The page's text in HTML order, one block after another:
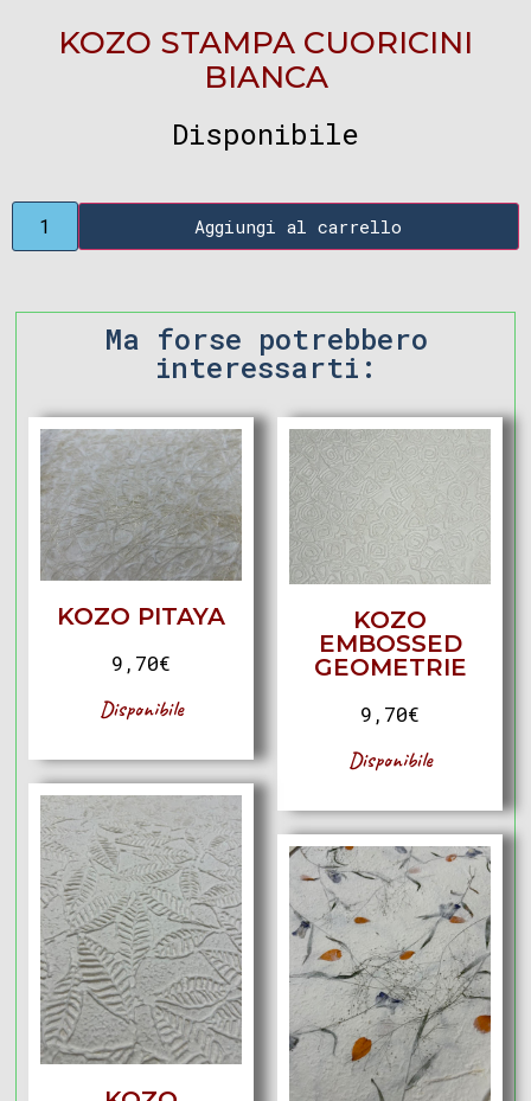
KOZO STAMPA CUORICINI
BIANCA
Disponibile
Aggiungi al carrello
Ma forse potrebbero
interessarti:
KOZO PITAYA
9,70€
Disponibile
KOZO
EMBOSSED
GEOMETRIE
9,70€
Disponibile